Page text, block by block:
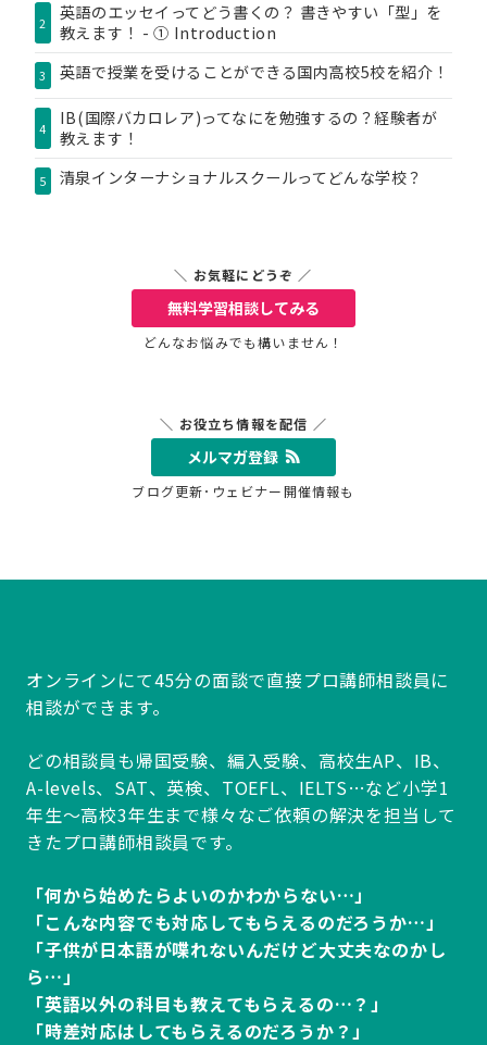
2
英語のエッセイってどう書くの？ 書きやすい「型」を
教えます！ - ① Introduction
3 英語で授業を受けることができる国内高校5校を紹介！
4
IB(国際バカロレア)ってなにを勉強するの？経験者が
教えます！
5 清泉インターナショナルスクールってどんな学校？
＼ お気軽にどうぞ ／
無料学習相談してみる
どんなお悩みでも構いません！
＼ お役立ち情報を配信 ／
メルマガ登録
ブログ更新･ウェビナー開催情報も
オンラインにて45分の面談で直接プロ講師相談員に
相談ができます。
どの相談員も帰国受験、編入受験、高校生AP、IB、
A-levels、SAT、英検、TOEFL、IELTS…など小学1
年生～高校3年生まで様々なご依頼の解決を担当して
きたプロ講師相談員です。
「何から始めたらよいのかわからない…」
「こんな内容でも対応してもらえるのだろうか…」
「子供が日本語が喋れないんだけど大丈夫なのかし
ら…」
「英語以外の科目も教えてもらえるの…？」
「時差対応はしてもらえるのだろうか？」